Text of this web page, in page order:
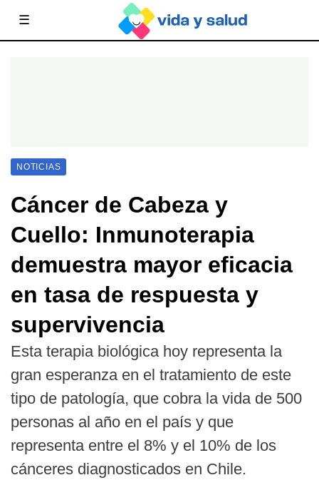
☰
NOTICIAS
Cáncer de Cabeza y
Cuello: Inmunoterapia
demuestra mayor eficacia
en tasa de respuesta y
supervivencia
Esta terapia biológica hoy representa la
gran esperanza en el tratamiento de este
tipo de patología, que cobra la vida de 500
personas al año en el país y que
representa entre el 8% y el 10% de los
cánceres diagnosticados en Chile.